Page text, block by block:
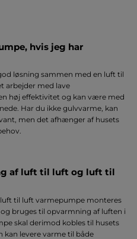
hvis jeg har
løsning sammen med en luft til
arbejder med lave
høj effektivitet og kan være med
Har du ikke gulvvarme, kan
men det afhænger af husets
af luft til luft og luft til
til luft varmepumpe monteres
bruges til opvarmning af luften i
skal derimod kobles til husets
kan levere varme til både